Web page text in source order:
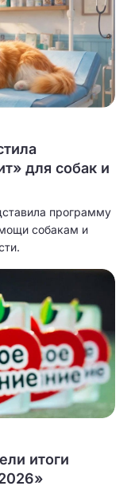
для собак и
программу
собакам и
итоги